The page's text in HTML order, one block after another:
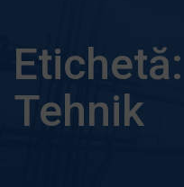
Etichetă:
Tehnik